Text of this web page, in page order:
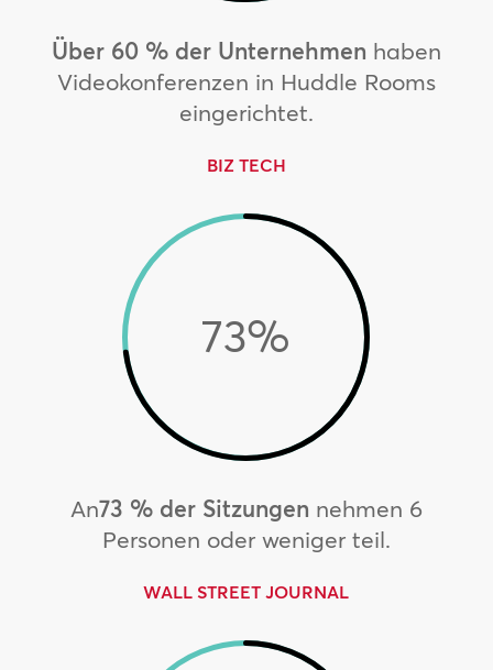
Über 60 % der Unternehmen haben
Videokonferenzen in Huddle Rooms
eingerichtet.
BIZ TECH
73%
An73 % der Sitzungen nehmen 6
Personen oder weniger teil.
WALL STREET JOURNAL